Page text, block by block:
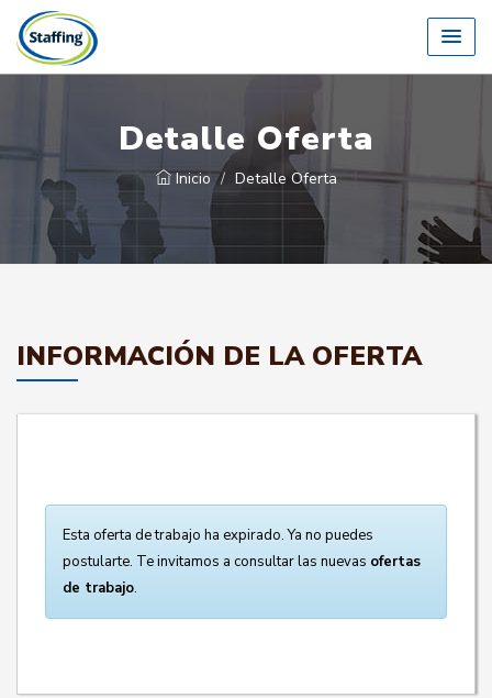
Detalle Oferta
Inicio Detalle Oferta
INFORMACIÓN DE LA OFERTA
Esta oferta de trabajo ha expirado. Ya no puedes
postularte. Te invitamos a consultar las nuevas ofertas
de trabajo.